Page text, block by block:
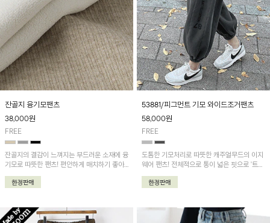
잔골지 융기모팬츠
38,000원
FREE
잔골지의 결감이 느껴지는 부드러운 소재에 융
기모로 따뜻한 팬츠! 편안하게 매치하기 좋아
하나쯤은 있어야 할 아이템!
53881/피그먼트 기모 와이드조거팬츠
58,000원
FREE
도톰한 기모처리로 따뜻한 캐주얼무드의 이지
웨어 팬츠! 전체적으로 통이 넓은 핏으로 '트임
시보리 피그먼트 기모맨투맨'와 함께 착용하시
면 더욱 멋지답니다~